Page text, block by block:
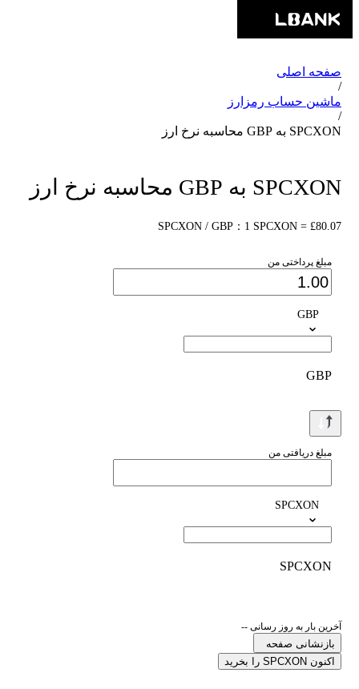
صفحه اصلی
/
ماشین حساب رمزارز
/
SPCXON به GBP محاسبه نرخ ارز
SPCXON به GBP محاسبه نرخ ارز
SPCXON / GBP：1 SPCXON = £80.07
مبلغ پرداختی من
GBP
GBP
مبلغ دریافتی من
SPCXON
SPCXON
آخرین بار به روز رسانی --
بازنشانی صفحه
اکنون SPCXON را بخرید